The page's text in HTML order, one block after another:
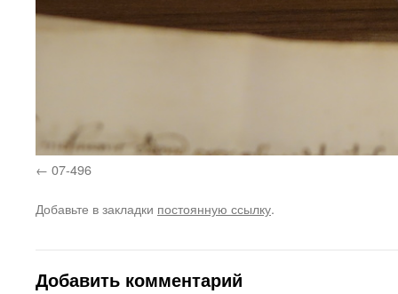
07-496
Добавьте в закладки постоянную ссылку.
Добавить комментарий